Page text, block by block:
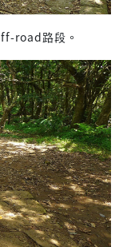
road路段。